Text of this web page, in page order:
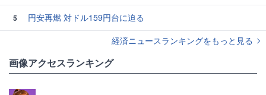
5
円安再燃 対ドル159円台に迫る
経済ニュースランキングをもっと見る
画像アクセスランキング